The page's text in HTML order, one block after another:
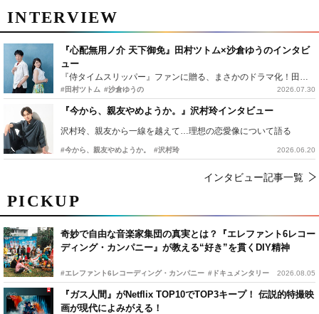
PICKUP
奇妙で自由な音楽家集団の真実とは？『エレファント6レコー
ディング・カンパニー』が教える“好き”を貫くDIY精神
#エレファント6レコーディング・カンパニー #ドキュメンタリー 2026.08.05
『ガス人間』がNetflix TOP10でTOP3キープ！ 伝説的特撮映
画が現代によみがえる！
INTERVIEW
『心配無用ノ介 天下御免』田村ツトム×沙倉ゆうのインタビ
ュー
『侍タイムスリッパー』ファンに贈る、まさかのドラマ化！田村ツトム×沙倉ゆうのが語る『心配無用ノ介』撮影秘話
#田村ツトム #沙倉ゆうの 2026.07.30
『今から、親友やめようか。』沢村玲インタビュー
沢村玲、親友から一線を越えて…理想の恋愛像について語る
#今から、親友やめようか。 #沢村玲 2026.06.20
インタビュー記事一覧